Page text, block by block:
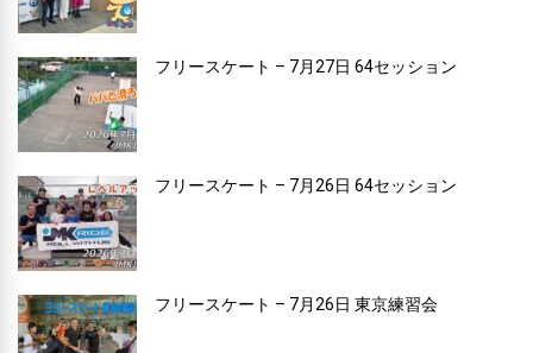
フリースケート – 7月27日 64セッション
フリースケート – 7月26日 64セッション
フリースケート – 7月26日 東京練習会